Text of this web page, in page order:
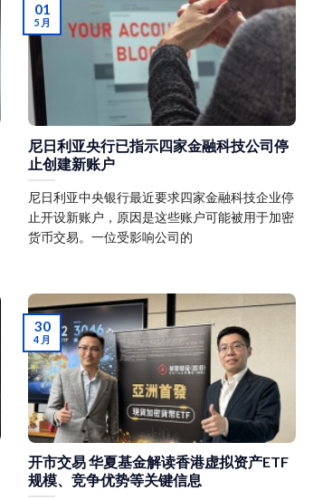
尼日利亚央行已指示四家金融科技公司停
止创建新账户
尼日利亚中央银行最近要求四家金融科技企业停
止开设新账户，原因是这些账户可能被用于加密
货币交易。一位受影响公司的
01
5 月
开市交易 华夏基金解读香港虚拟资产ETF
规模、竞争优势等关键信息
30
4 月